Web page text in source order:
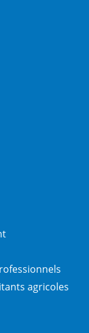
agricoles